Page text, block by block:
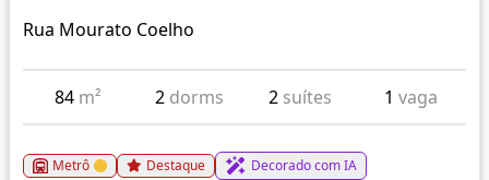
Rua Mourato Coelho
84 m² 2 dorms 2 suítes 1 vaga
Metrô Destaque Decorado com IA